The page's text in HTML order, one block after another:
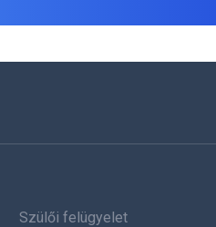
Szülői felügyelet